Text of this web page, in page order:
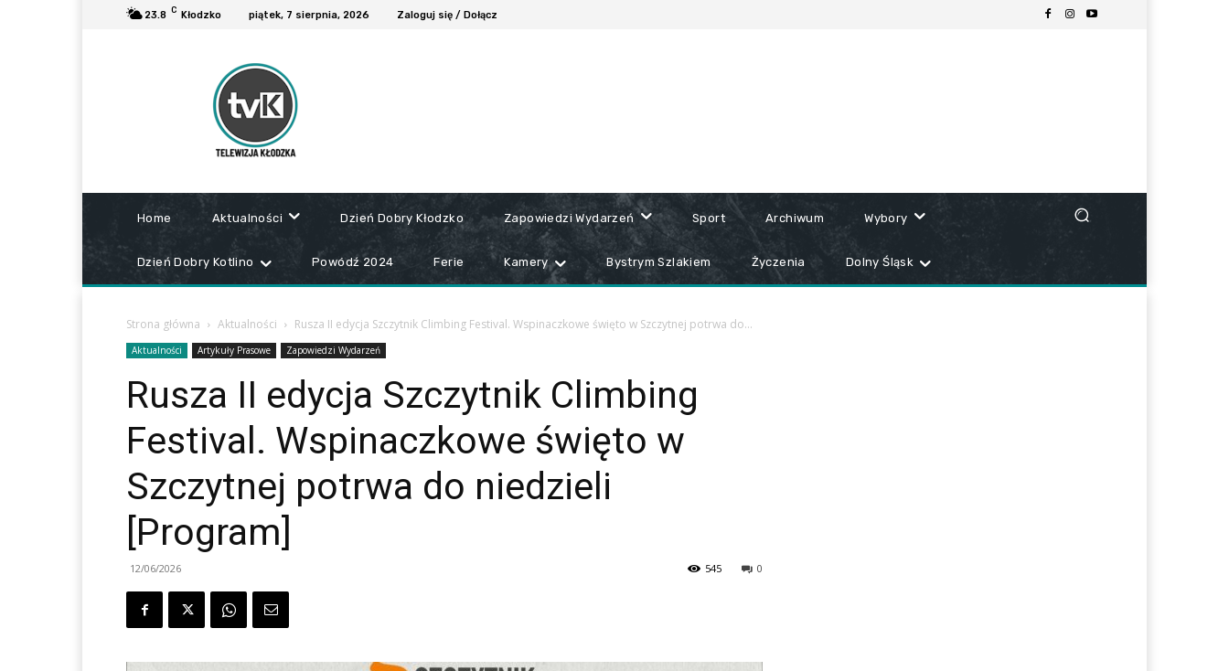
23.8 C Kłodzko piątek, 7 sierpnia, 2026 Zaloguj się / Dołącz
Home Aktualności Dzień Dobry Kłodzko Zapowiedzi Wydarzeń Sport Archiwum Wybory
Dzień Dobry Kotlino Powódź 2024 Ferie Kamery Bystrym Szlakiem Życzenia Dolny Śląsk
Strona główna Aktualności Rusza II edycja Szczytnik Climbing Festival. Wspinaczkowe święto w Szczytnej potrwa do...
Aktualności Artykuły Prasowe Zapowiedzi Wydarzeń
Rusza II edycja Szczytnik Climbing
Festival. Wspinaczkowe święto w
Szczytnej potrwa do niedzieli
[Program]
12/06/2026 0
545